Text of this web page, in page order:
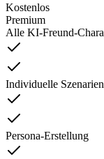
Kostenlos
Premium
Alle KI-Freund-
Individuelle Szenarien
Persona-Erstellung